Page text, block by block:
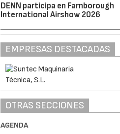
DENN participa en Farnborough
International Airshow 2026
EMPRESAS DESTACADAS
OTRAS SECCIONES
AGENDA